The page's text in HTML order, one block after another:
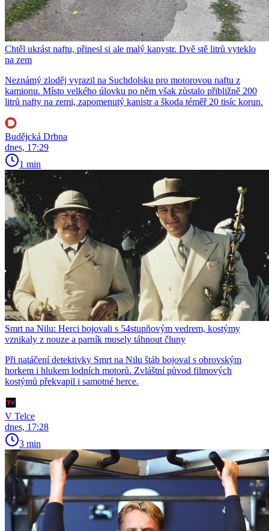
Chtěl ukrást naftu, přinesl si ale malý kanystr. Dvě stě litrů vyteklo
na zem
Neznámý zloděj vyrazil na Suchdolsku pro motorovou naftu z
kamionu. Místo velkého úlovku po něm však zůstalo přibližně 200
litrů nafty na zemi, zapomenutý kanistr a škoda téměř 20 tisíc korun.
Budějcká Drbna
dnes, 17:29
1 min
Smrt na Nilu: Herci bojovali s 54stupňovým vedrem, kostýmy
vznikaly z nouze a parník musely táhnout čluny
Při natáčení detektivky Smrt na Nilu štáb bojoval s obrovským
horkem i hlukem lodních motorů. Zvláštní původ filmových
kostýmů překvapil i samotné herce.
V Telce
dnes, 17:28
3 min